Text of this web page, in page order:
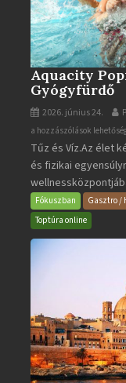
Aquacity
Gyógyfürdő
2026. június 24.
Aquacity
Poprad
·
Wellness
és
Gyógyfürdő
a hozzászólások
Tűz és Víz.Az élet
és fizikai
Fókuszban Gasztro /
Toptúra online